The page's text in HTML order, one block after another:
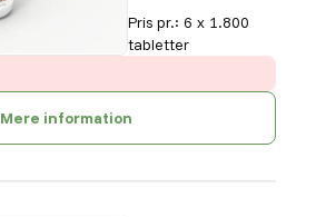
Pris pr.: 6 x 1.800
tabletter
Mere information